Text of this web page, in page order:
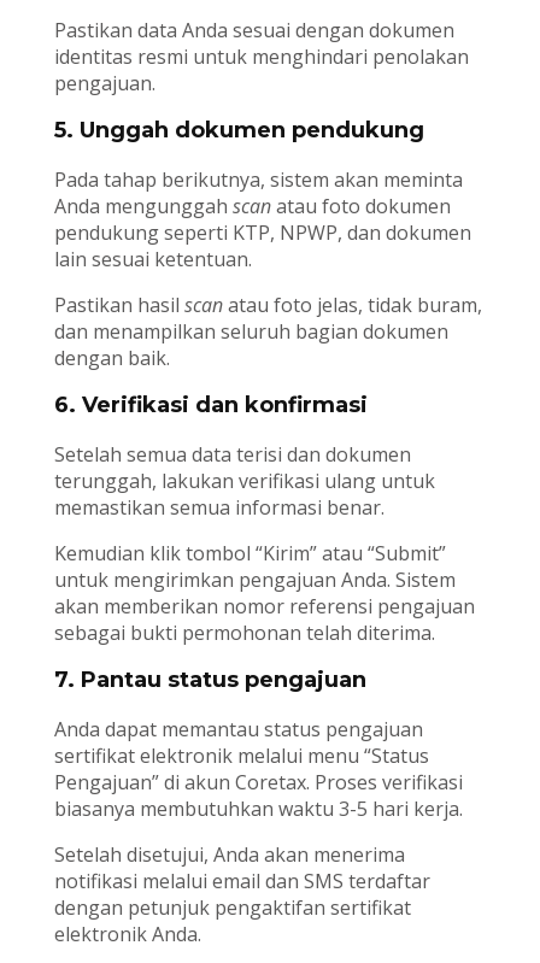
Pastikan data Anda sesuai dengan dokumen
identitas resmi untuk menghindari penolakan
pengajuan.
5. Unggah dokumen pendukung
Pada tahap berikutnya, sistem akan meminta
Anda mengunggah scanatau foto dokumen
pendukung seperti KTP, NPWP, dan dokumen
lain sesuai ketentuan.
Pastikan hasil scanatau foto jelas, tidak buram,
dan menampilkan seluruh bagian dokumen
dengan baik.
6. Verifikasi dan konfirmasi
Setelah semua data terisi dan dokumen
terunggah, lakukan verifikasi ulang untuk
memastikan semua informasi benar.
Kemudian klik tombol “Kirim” atau “Submit”
untuk mengirimkan pengajuan Anda. Sistem
akan memberikan nomor referensi pengajuan
sebagai bukti permohonan telah diterima.
7. Pantau status pengajuan
Anda dapat memantau status pengajuan
sertifikat elektronik melalui menu “Status
Pengajuan” di akun Coretax. Proses verifikasi
biasanya membutuhkan waktu 3-5 hari kerja.
Setelah disetujui, Anda akan menerima
notifikasi melalui email dan SMS terdaftar
dengan petunjuk pengaktifan sertifikat
elektronik Anda.